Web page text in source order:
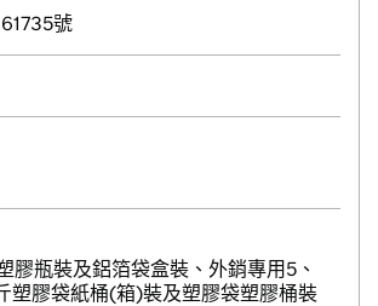
號
膠瓶裝及鋁箔袋盒裝、外銷專用5、
塑膠袋紙桶(箱)裝及塑膠袋塑膠桶裝